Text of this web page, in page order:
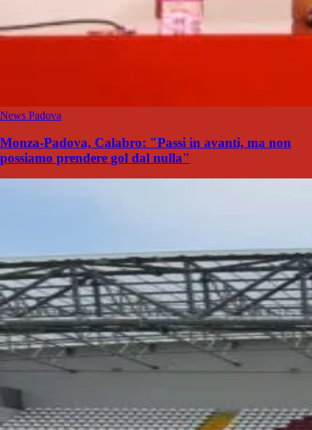
News Padova
Monza-Padova, Calabro: "Passi in avanti, ma non
possiamo prendere gol dal nulla"